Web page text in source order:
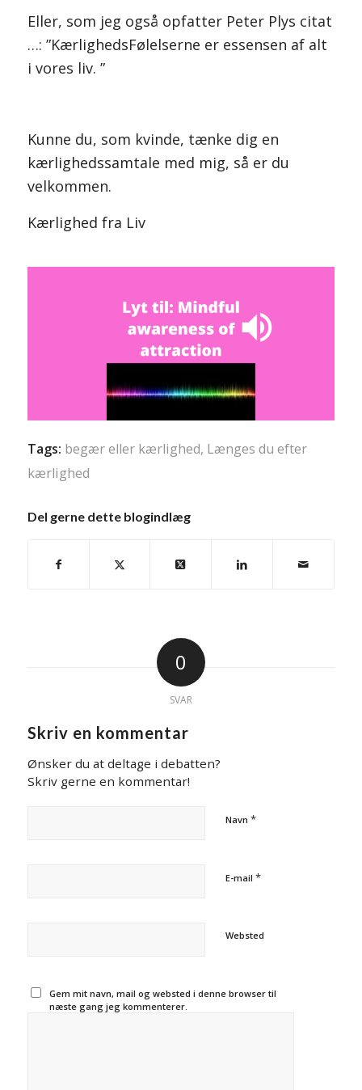
Eller, som jeg også opfatter Peter Plys citat
…: ”KærlighedsFølelserne er essensen af alt
i vores liv. ”
Kunne du, som kvinde, tænke dig en
kærlighedssamtale med mig, så er du
velkommen.
Kærlighed fra Liv
Tags: begær eller kærlighed, Længes du efter
kærlighed
Del gerne dette blogindlæg
0
SVAR
Skriv en kommentar
Ønsker du at deltage i debatten?
Skriv gerne en kommentar!
Navn *
E-mail *
Websted
Gem mit navn, mail og websted i denne browser til
næste gang jeg kommenterer.